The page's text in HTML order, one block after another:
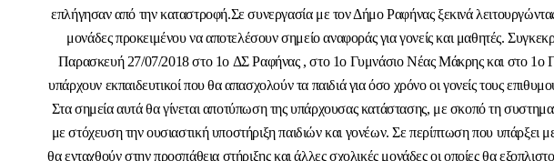
επλήγησαν από την καταστροφή.Σε συνεργασία με τον Δήμο Ραφήνας ξεκινά
μονάδες προκειμένου να αποτελέσουν σημείο αναφοράς για γονείς και μαθητές.
Παρασκευή 27/07/2018 στο 1οΔΣ Ραφήνας , στο 1ο Γυμνάσιο Νέας Μάκρης και στο 1ο
υπάρχουν εκπαιδευτικοί που θα απασχολούν τα παιδιά για όσο χρόνο οι γονείς τους
Στα σημεία αυτά θα γίνεται αποτύπωση της υπάρχουσας κατάστασης, με σκοπό τη
με στόχευση την ουσιαστική υποστήριξη παιδιών και γονέων. Σε περίπτωση που υπάρξει
θα ενταχθούν στην προσπάθεια στήριξης και άλλες σχολικές μονάδες οι οποίες θα